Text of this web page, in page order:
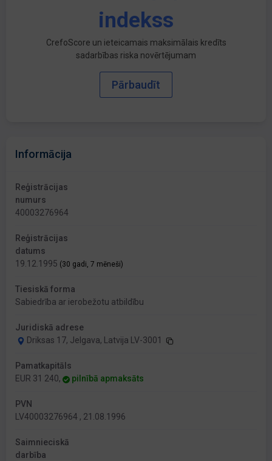
indekss
CrefoScore un ieteicamais maksimālais kredīts
sadarbības riska novērtējumam
Pārbaudīt
Informācija
Reģistrācijas
numurs
40003276964
Reģistrācijas
datums
19.12.1995 (30 gadi, 7 mēneši)
Tiesiskā forma
Sabiedrība ar ierobežotu atbildību
Juridiskā adrese
Driksas 17, Jelgava, Latvija LV-3001
Pamatkapitāls
EUR 31 240,
pilnībā apmaksāts
PVN
LV40003276964 , 21.08.1996
Saimnieciskā
darbība